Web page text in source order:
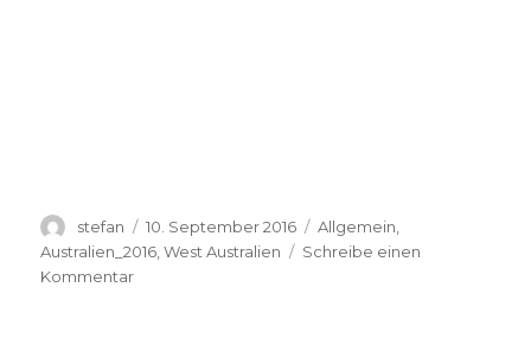
Autor
stefan
Veröffentlicht
am
10. September 2016 Kategorien
Allgemein
Australien_2016 ,West Australien
Schreibe einen
Kommentarzu